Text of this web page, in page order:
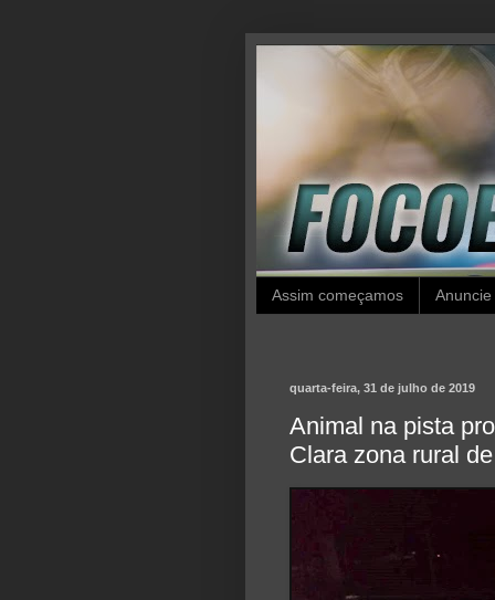
Assim começamos
quarta-feira, 31 de julho de 2019
Animal na pista
Clara zona rural